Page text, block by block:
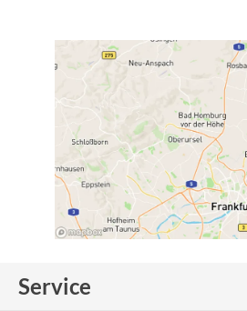
Service